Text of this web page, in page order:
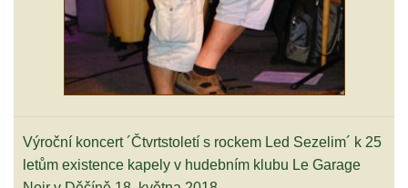
Výroční koncert ´Čtvrtstoletí s rockem Led Sezelim´ k 25
letům existence kapely v hudebním klubu Le Garage